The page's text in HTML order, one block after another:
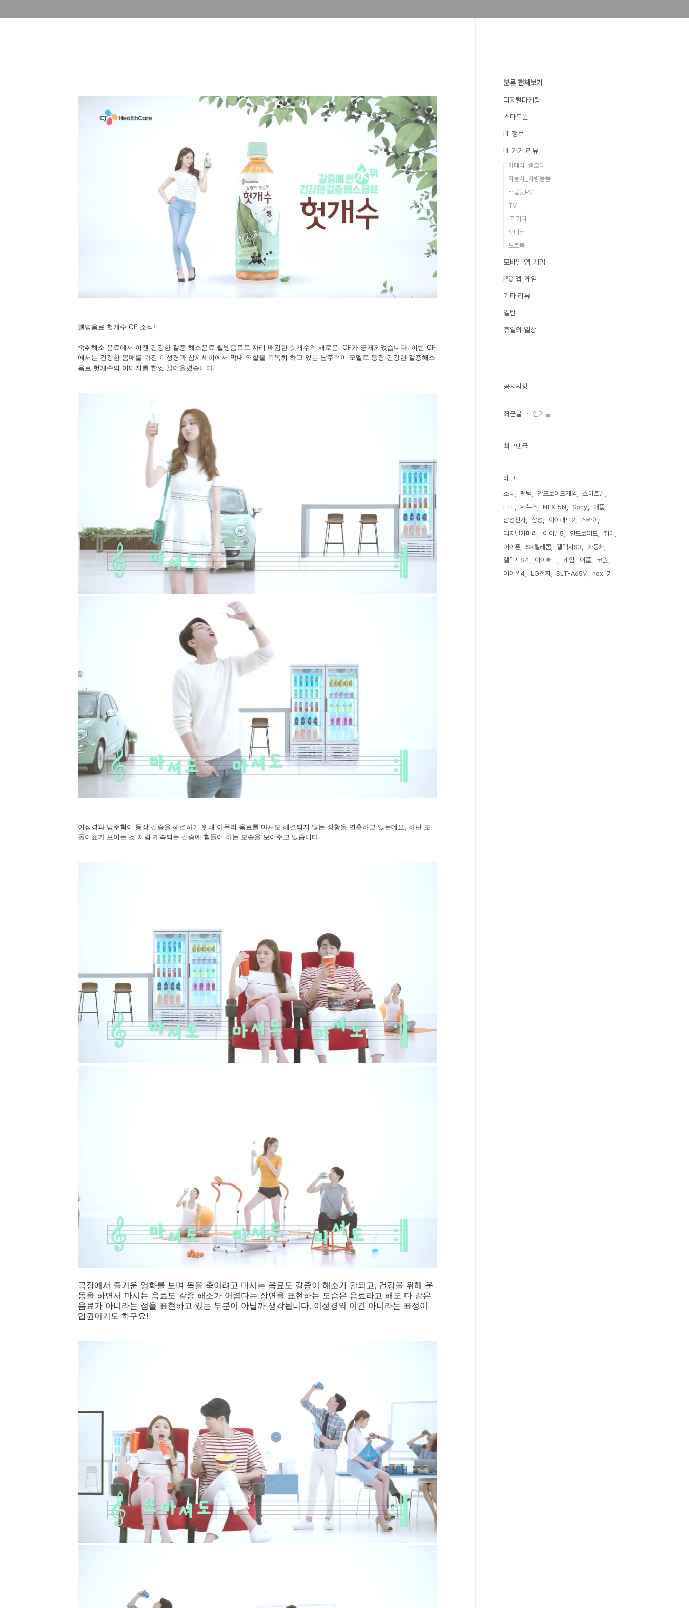
웰빙음료 헛개수 CF 소식!
숙취해소 음료에서 이젠 건강한 갈증 해소음료 웰빙음료로 자리 매김한 헛개수의 새로운 CF가 공개되었습니다. 이번 CF
에서는 건강한 몸매를 가진 이성경과 삼시세끼에서 막내 역할을 톡톡히 하고 있는 남주혁이 모델로 등장 건강한 갈증해소
음료 헛개수의 이미지를 한껏 끌어올렸습니다.
이성경과 남주혁이 등장 갈증을 해결하기 위해 아무리 음료를 마셔도 해결되지 않는 상황을 연출하고 있는데요, 하단 도
돌이표가 보이는 것 처럼 계속되는 갈증에 힘들어 하는 모습을 보여주고 있습니다.
극장에서 즐거운 영화를 보며 목을 축이려고 마시는 음료도 갈증이 해소가 안되고, 건강을 위해 운
동을 하면서 마시는 음료도 갈증 해소가 어렵다는 장면을 표현하는 모습은 음료라고 해도 다 같은
음료가 아니라는 점을 표현하고 있는 부분이 아닐까 생각됩니다. 이성경의 이건 아니라는 표정이
압권이기도 하구요!
분류 전체보기
디지털마케팅
스마트폰
IT 정보
IT 기기 리뷰
카메라_캠코더
자동차_차량용품
태블릿PC
TV
IT 기타
모니터
노트북
모바일 앱_게임
PC 앱_게임
기타 리뷰
일반
휴일의 일상
공지사항
최근글 인기글
최근댓글
태그
소니 팬택 안드로이드게임
스마트폰
LTE
제누스 NEX-5N Sony
애플
삼성전자
삼성 아이패드2
스카이
디지털카메라
아이폰5 안드로이드
취미
아이폰
SK텔레콤 갤럭시S3
자동차
갤럭시S4
아이패드 게임 어플
코원
아이폰4
LG전자 SLT-A65V nex-7